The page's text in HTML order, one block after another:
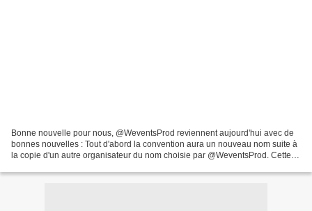
Bonne nouvelle pour nous, @WeventsProd reviennent aujourd'hui avec de
bonnes nouvelles : Tout d'abord la convention aura un nouveau nom suite à
la copie d'un autre organisateur du nom choisie par @WeventsProd. Cette